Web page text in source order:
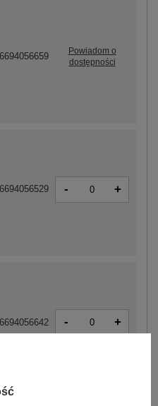
- +
- +
Powiadom o
dostępności